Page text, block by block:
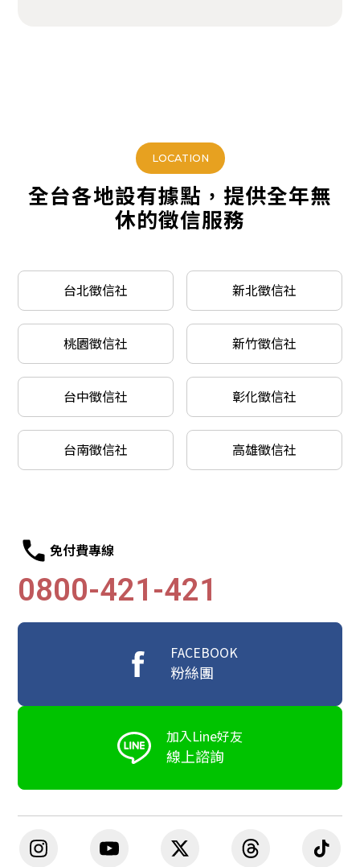
LOCATION
全台各地設有據點，提供全年無
休的徵信服務
台北徵信社 新北徵信社
桃園徵信社 新竹徵信社
台中徵信社 彰化徵信社
台南徵信社 高雄徵信社
免付費專線
0800-421-421
FACEBOOK
粉絲團
加入Line好友
線上諮詢